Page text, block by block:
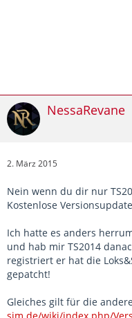
NessaRevane
2. März 2015
Nein wenn du dir nur
Kostenlose
Ich hatte es anders
und hab mir TS2014
registriert er hat die
gepatcht!
Gleiches gilt für die